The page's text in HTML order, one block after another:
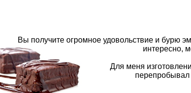
Вы получите огромное удовольствие и бурю
интересно,
Для меня
перепробывал